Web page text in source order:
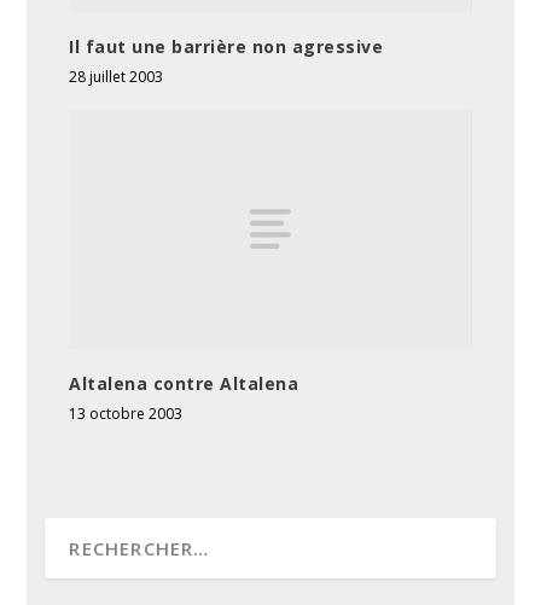
Il faut une barrière non agressive
28 juillet 2003
Altalena contre Altalena
13 octobre 2003